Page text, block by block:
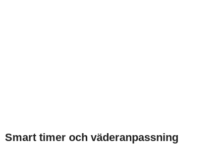
Smart timer och väderanpassning